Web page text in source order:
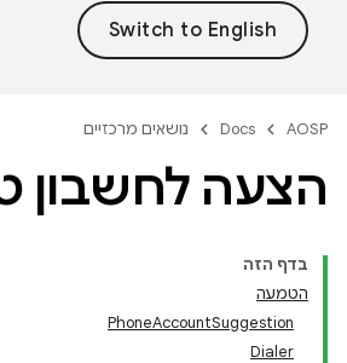
AOSP
Docs נושאים מרכזיים
הצעה לחשבון
בדף הזה
הטמעה
PhoneAccountSuggestion
Dialer